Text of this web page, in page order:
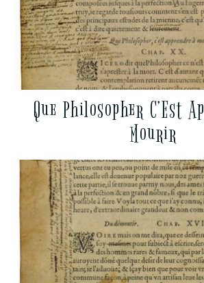
Que Philosopher C’Est
Mourir